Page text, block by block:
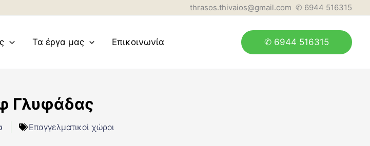
thrasos.thivaios@gmail.com ✆ 6944 516315
Τα έργα μας Επικοινωνία ✆ 6944 516315
Γλυφάδας
Επαγγελματικοί χώροι